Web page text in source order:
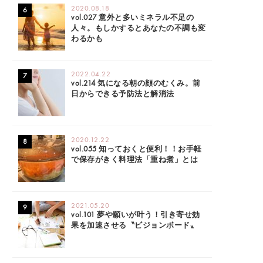
2020.08.18
vol.027 意外と多いミネラル不足の
人々。もしかするとあなたの不調も変
わるかも
2022.04.22
vol.214 気になる朝の顔のむくみ。前
日からできる予防法と解消法
2020.12.22
vol.055 知っておくと便利！！お手軽
で保存がきく料理法「重ね煮」とは
2021.05.20
vol.101 夢や願いが叶う！引き寄せ効
果を加速させる〝ビジョンボード〟